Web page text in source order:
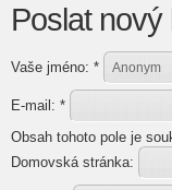
Poslat
Vaše jméno: *
E-mail: *
Obsah tohoto pole je
Domovská stránka: